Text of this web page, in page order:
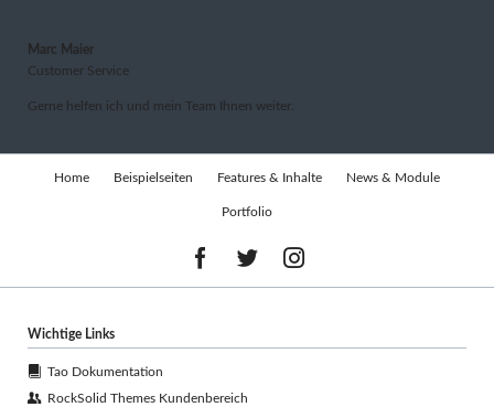
Marc Maier
Customer Service
Gerne helfen ich und mein Team Ihnen weiter.
Home Beispielseiten Features & Inhalte News & Module
Portfolio
Wichtige Links
Tao Dokumentation
RockSolid Themes Kundenbereich